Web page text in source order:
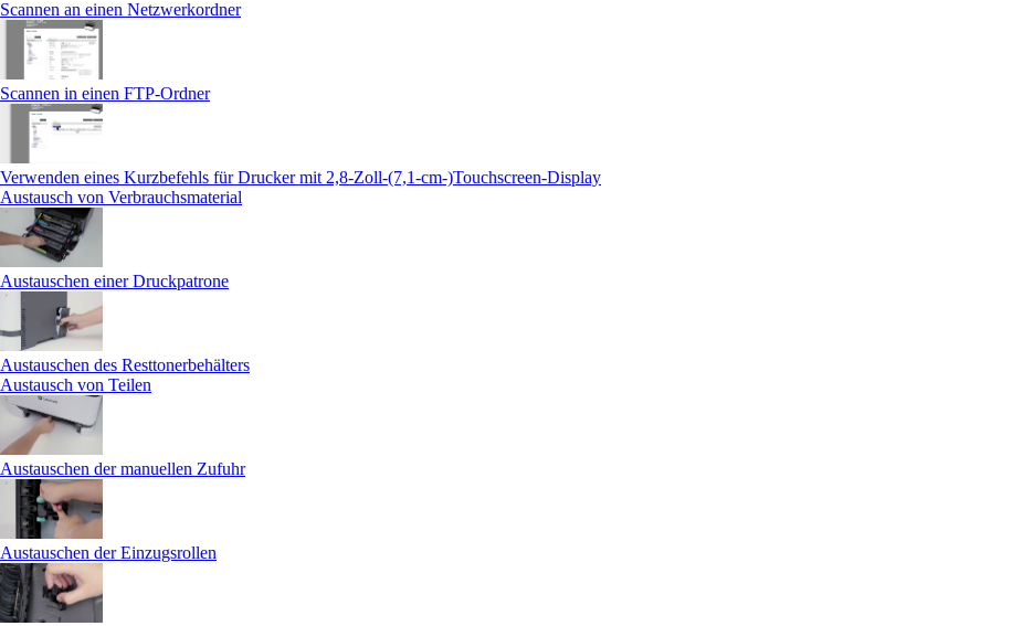
Scannen an einen Netzwerkordner
Scannen in einen FTP-Ordner
Verwenden eines Kurzbefehls für Drucker mit 2,8-Zoll-(7,1-cm-)Touchscreen‑Display
Austausch von Verbrauchsmaterial
Austauschen einer Druckpatrone
Austauschen des Resttonerbehälters
Austausch von Teilen
Austauschen der manuellen Zufuhr
Austauschen der Einzugsrollen